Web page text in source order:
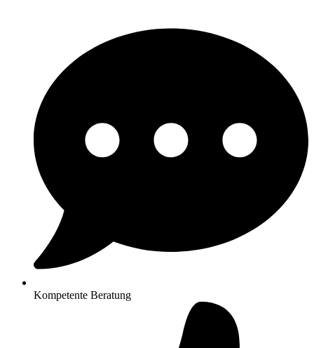
Kompetente Beratung